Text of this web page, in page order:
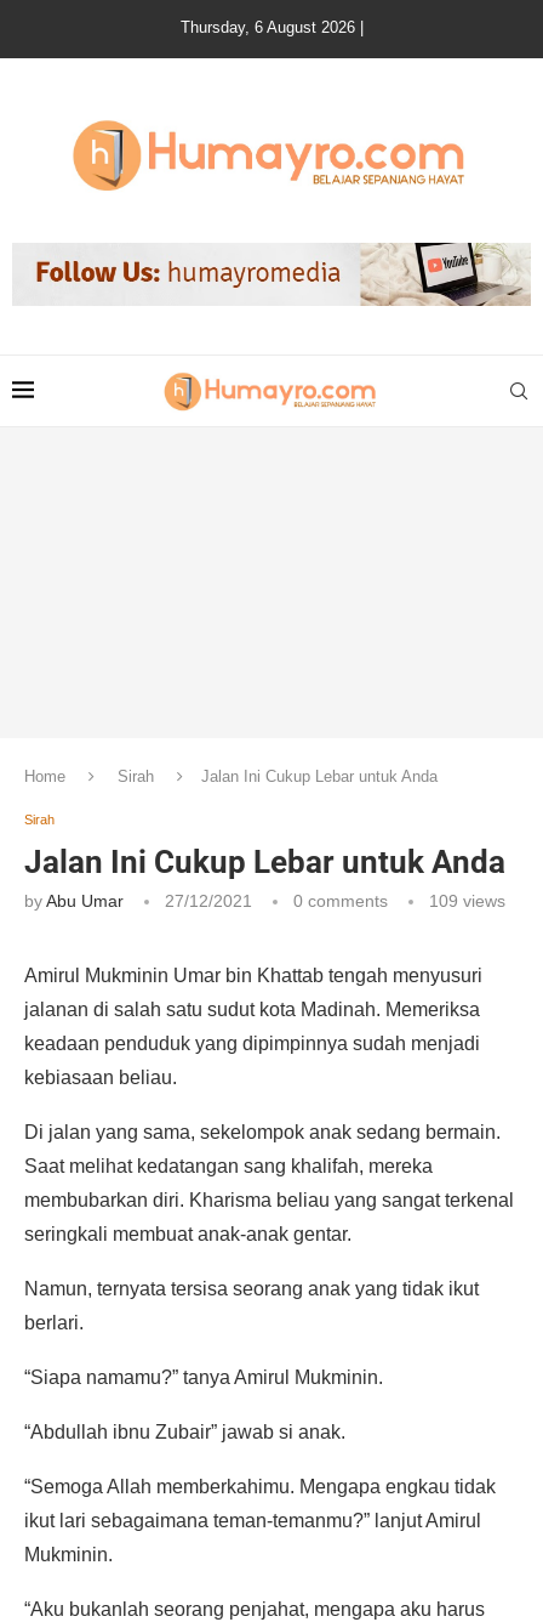
Thursday, 6 August 2026 |
Home Sirah Jalan Ini Cukup Lebar untuk Anda
Sirah
Jalan Ini Cukup Lebar untuk Anda
byAbu Umar 27/12/2021 0 comments 109 views
Amirul Mukminin Umar bin Khattab tengah menyusuri
jalanan di salah satu sudut kota Madinah. Memeriksa
keadaan penduduk yang dipimpinnya sudah menjadi
kebiasaan beliau.
Di jalan yang sama, sekelompok anak sedang bermain.
Saat melihat kedatangan sang khalifah, mereka
membubarkan diri. Kharisma beliau yang sangat terkenal
seringkali membuat anak-anak gentar.
Namun, ternyata tersisa seorang anak yang tidak ikut
berlari.
“Siapa namamu?” tanya Amirul Mukminin.
“Abdullah ibnu Zubair” jawab si anak.
“Semoga Allah memberkahimu. Mengapa engkau tidak
ikut lari sebagaimana teman-temanmu?” lanjut Amirul
Mukminin.
“Aku bukanlah seorang penjahat, mengapa aku harus